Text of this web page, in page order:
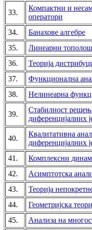
33.
Компактни и
оператори
34. Банахове алгебре
35.
Линеарни
36.
Теорија
37.
Функционална
38.
Нелинеарна
39.
Стабилност
диференцијалних
40.
Квалитативна
диференцијалних
41. Комплексни
42.
Асимптотска
43.
Теорија
44.
Геометријска
45.
Анализа на